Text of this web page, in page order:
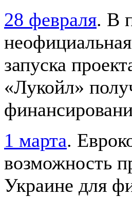
28 февраля. В
запуска
«Лукойл»
1 марта.
возможность
Украине для